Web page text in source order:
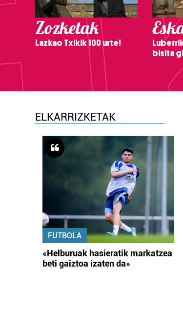
Zozketak
Lazkao Txikik 100 urte!
bisita
ELKARRIZKETAK
FUTBOLA
«Helburuak hasieratik markatzea
beti gaiztoa izaten da»